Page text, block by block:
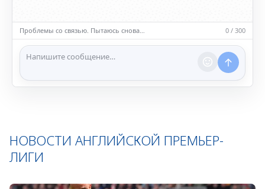
насилию.
ℹ️ Модераторы и администраторы вправе удалять
сообщения и ограничивать доступ к чату при
нарушении правил.
Проблемы со связью. Пытаюсь снова… 0 / 300
НОВОСТИ АНГЛИЙСКОЙ ПРЕМЬЕР-
ЛИГИ